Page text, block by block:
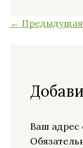
←
Ваш адрес